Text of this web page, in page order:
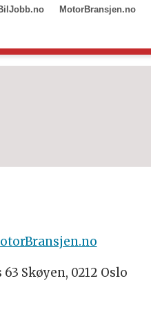
MotorBransjen.no
Skøyen, 0212 Oslo